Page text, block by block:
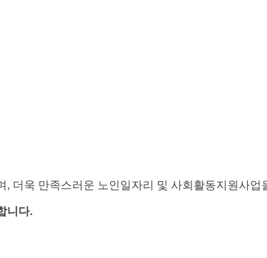
더욱 만족스러운 노인일자리 및 사회활동지원사
니다.